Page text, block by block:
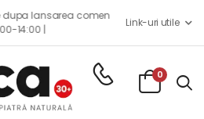
comenzii impreuna cu echipa de
|
Link-uri utile
0